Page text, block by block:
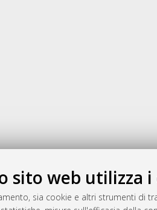
sito web utilizza i
sia cookie e altri strumenti di
Gestione del documento: